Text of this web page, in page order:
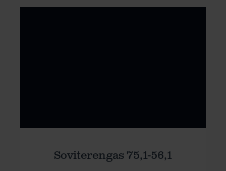
Soviterengas 75,1-56,1